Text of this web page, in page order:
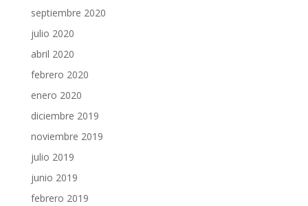
septiembre 2020
julio 2020
abril 2020
febrero 2020
enero 2020
diciembre 2019
noviembre 2019
julio 2019
junio 2019
febrero 2019